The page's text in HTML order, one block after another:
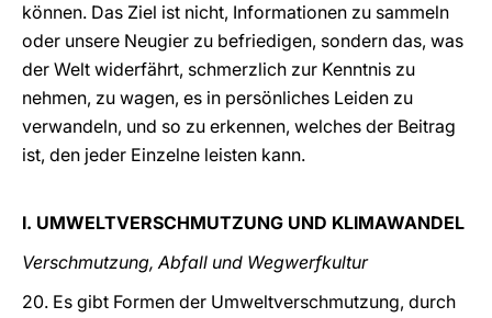
können. Das Ziel ist nicht, Informationen zu sammeln
oder unsere Neugier zu befriedigen, sondern das, was
der Welt widerfährt, schmerzlich zur Kenntnis zu
nehmen, zu wagen, es in persönliches Leiden zu
verwandeln, und so zu erkennen, welches der Beitrag
ist, den jeder Einzelne leisten kann.
I. UMWELTVERSCHMUTZUNG UND KLIMAWANDEL
Verschmutzung, Abfall und Wegwerfkultur
20. Es gibt Formen der Umweltverschmutzung, durch